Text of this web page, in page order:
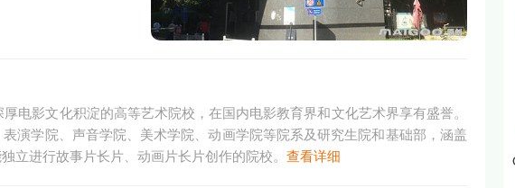
电影文化积淀的高等艺术院校，在国内电影教育界和文化艺术界享有盛誉。
演学院、声音学院、美术学院、动画学院等院系及研究生院和基础部，涵盖
立进行故事片长片、动画片长片创作的院校。 查看详细